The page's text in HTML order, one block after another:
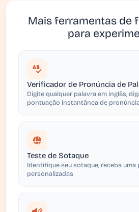
Mais ferramentas de
para
Verificador de Pronúncia de
Digite qualquer palavra em inglês,
pontuação instantânea de
Teste de Sotaque
Identifique seu sotaque, receba uma
personalizadas